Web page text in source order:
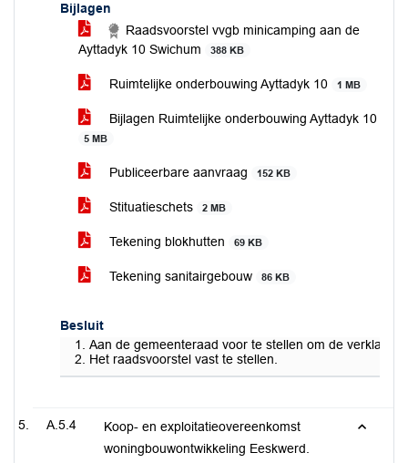
Bijlagen
Raadsvoorstel vvgb minicamping aan de
Ayttadyk 10 Swichum
388 KB
Ruimtelijke onderbouwing Ayttadyk 10 1 MB
Bijlagen Ruimtelijke onderbouwing Ayttadyk 10
5 MB
Publiceerbare aanvraag 152 KB
Stituatieschets 2 MB
Tekening blokhutten 69 KB
Tekening sanitairgebouw 86 KB
Besluit
Aan de gemeenteraad voor te stellen om de
Het raadsvoorstel vast te stellen.
A.5.4
Koop- en exploitatieovereenkomst
woningbouwontwikkeling Eeskwerd.